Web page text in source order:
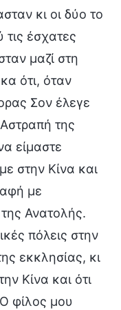
κι οι δύο το
έσχατες
μαζί στη
ότι, όταν
Σον έλεγε
της
είμαστε
στην Κίνα και
με
Ανατολής.
πόλεις στην
εκκλησίας, κι
Κίνα και ότι
φίλος μου